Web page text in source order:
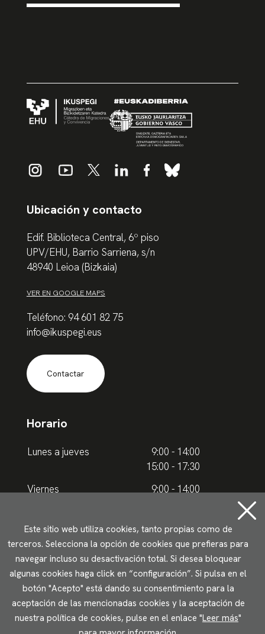
Ubicación y contacto
Edif. Biblioteca Central, 6º piso
UPV/EHU, Barrio Sarriena, s/n
48940 Leioa (Bizkaia)
VER EN GOOGLE MAPS
Teléfono: 94 601 82 75
info@ikuspegi.eus
Contactar
Horario
Lunes a jueves
9:00 - 14:00
15:00 - 17:30
Viernes
9:00 - 14:00
Horario de verano
Lunes a jueves
9.00 - 15.00
Viernes
9:00 - 14:00
Aviso legal Política de privacidad
Uso de cookies
Accesibilidad
Este sitio web utiliza cookies, tanto propias como de
terceros. Selecciona la opción de cookies que prefieras para
navegar incluso su desactivación total. Si desea bloquear
algunas cookies haga click en “configuración”. Si pulsa en el
botón "Acepto" está dando su consentimiento para la
aceptación de las mencionadas cookies y la aceptación de
nuestra política de cookies, pulse en el enlace "Leer más"